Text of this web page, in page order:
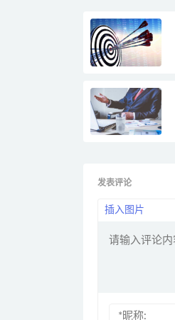
发表评论
插入图片